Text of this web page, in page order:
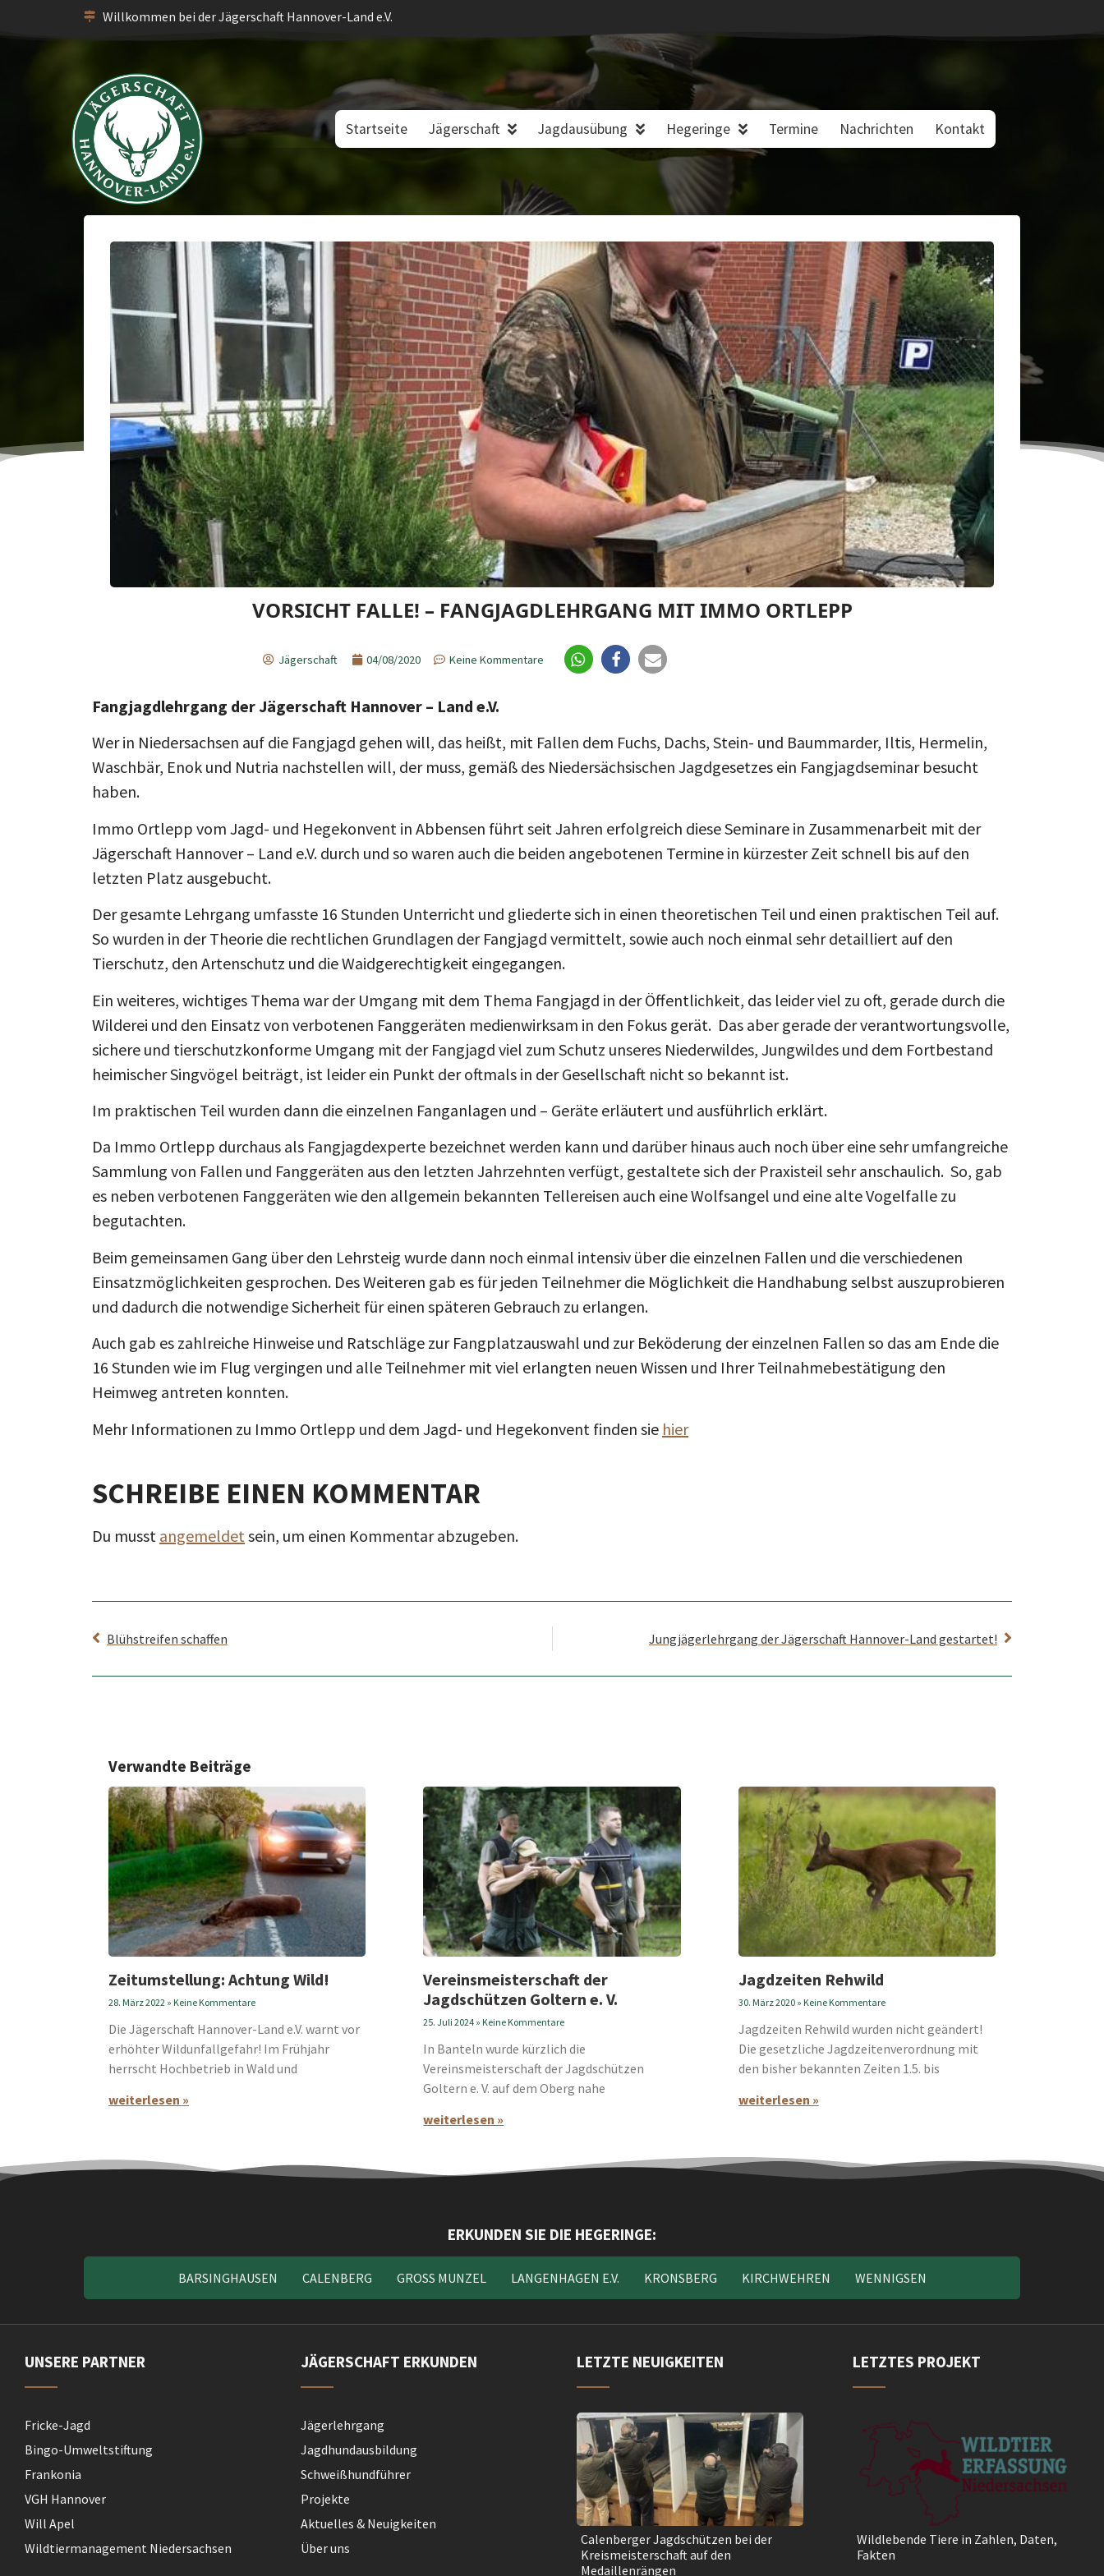
Willkommen bei der Jägerschaft Hannover-Land e.V.
Startseite Jägerschaft Jagdausübung Hegeringe Termine Nachrichten Kontakt
VORSICHT FALLE! – FANGJAGDLEHRGANG MIT IMMO ORTLEPP
Jägerschaft 04/08/2020 Keine Kommentare
Fangjagdlehrgang der Jägerschaft Hannover – Land e.V.
Wer in Niedersachsen auf die Fangjagd gehen will, das heißt, mit Fallen dem Fuchs, Dachs, Stein- und Baummarder, Iltis, Hermelin,
Waschbär, Enok und Nutria nachstellen will, der muss, gemäß des Niedersächsischen Jagdgesetzes ein Fangjagdseminar besucht
haben.
Immo Ortlepp vom Jagd- und Hegekonvent in Abbensen führt seit Jahren erfolgreich diese Seminare in Zusammenarbeit mit der
Jägerschaft Hannover – Land e.V. durch und so waren auch die beiden angebotenen Termine in kürzester Zeit schnell bis auf den
letzten Platz ausgebucht.
Der gesamte Lehrgang umfasste 16 Stunden Unterricht und gliederte sich in einen theoretischen Teil und einen praktischen Teil auf.
So wurden in der Theorie die rechtlichen Grundlagen der Fangjagd vermittelt, sowie auch noch einmal sehr detailliert auf den
Tierschutz, den Artenschutz und die Waidgerechtigkeit eingegangen.
Ein weiteres, wichtiges Thema war der Umgang mit dem Thema Fangjagd in der Öffentlichkeit, das leider viel zu oft, gerade durch die
Wilderei und den Einsatz von verbotenen Fanggeräten medienwirksam in den Fokus gerät. Das aber gerade der verantwortungsvolle,
sichere und tierschutzkonforme Umgang mit der Fangjagd viel zum Schutz unseres Niederwildes, Jungwildes und dem Fortbestand
heimischer Singvögel beiträgt, ist leider ein Punkt der oftmals in der Gesellschaft nicht so bekannt ist.
Im praktischen Teil wurden dann die einzelnen Fanganlagen und – Geräte erläutert und ausführlich erklärt.
Da Immo Ortlepp durchaus als Fangjagdexperte bezeichnet werden kann und darüber hinaus auch noch über eine sehr umfangreiche
Sammlung von Fallen und Fanggeräten aus den letzten Jahrzehnten verfügt, gestaltete sich der Praxisteil sehr anschaulich. So, gab
es neben verbotenen Fanggeräten wie den allgemein bekannten Tellereisen auch eine Wolfsangel und eine alte Vogelfalle zu
begutachten.
Beim gemeinsamen Gang über den Lehrsteig wurde dann noch einmal intensiv über die einzelnen Fallen und die verschiedenen
Einsatzmöglichkeiten gesprochen. Des Weiteren gab es für jeden Teilnehmer die Möglichkeit die Handhabung selbst auszuprobieren
und dadurch die notwendige Sicherheit für einen späteren Gebrauch zu erlangen.
Auch gab es zahlreiche Hinweise und Ratschläge zur Fangplatzauswahl und zur Beköderung der einzelnen Fallen so das am Ende die
16 Stunden wie im Flug vergingen und alle Teilnehmer mit viel erlangten neuen Wissen und Ihrer Teilnahmebestätigung den
Heimweg antreten konnten.
Mehr Informationen zu Immo Ortlepp und dem Jagd- und Hegekonvent finden sie hier
SCHREIBE EINEN KOMMENTAR
Du musst angemeldet sein, um einen Kommentar abzugeben.
Blühstreifen schaffen Jungjägerlehrgang der Jägerschaft Hannover-Land gestartet!
Verwandte Beiträge
Zeitumstellung: Achtung Wild!
28. März 2022 Keine Kommentare
Die Jägerschaft Hannover-Land e.V. warnt vor
erhöhter Wildunfallgefahr! Im Frühjahr
herrscht Hochbetrieb in Wald und
weiterlesen »
Vereinsmeisterschaft der
Jagdschützen Goltern e. V.
25. Juli 2024 Keine Kommentare
In Banteln wurde kürzlich die
Vereinsmeisterschaft der Jagdschützen
Goltern e. V. auf dem Oberg nahe
weiterlesen »
Jagdzeiten Rehwild
30. März 2020 Keine Kommentare
Jagdzeiten Rehwild wurden nicht geändert!
Die gesetzliche Jagdzeitenverordnung mit
den bisher bekannten Zeiten 1.5. bis
weiterlesen »
ERKUNDEN SIE DIE HEGERINGE:
BARSINGHAUSEN CALENBERG GROSS MUNZEL LANGENHAGEN E.V. KRONSBERG KIRCHWEHREN WENNIGSEN
UNSERE PARTNER
Fricke-Jagd
Bingo-Umweltstiftung
Frankonia
VGH Hannover
Will Apel
Wildtiermanagement Niedersachsen
JÄGERSCHAFT ERKUNDEN
Jägerlehrgang
Jagdhundausbildung
Schweißhund­führer
Projekte
Aktuelles & Neuigkeiten
Über uns
LETZTE NEUIGKEITEN
Calenberger Jagdschützen bei der
Kreismeisterschaft auf den
Medaillenrängen
LETZTES PROJEKT
Wildlebende Tiere in Zahlen, Daten,
Fakten